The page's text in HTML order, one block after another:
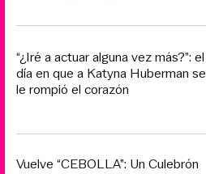
“¿Iré a actuar alguna vez más?”: el
día en que a Katyna Huberman se
le rompió el corazón
Vuelve “CEBOLLA”: Un Culebrón